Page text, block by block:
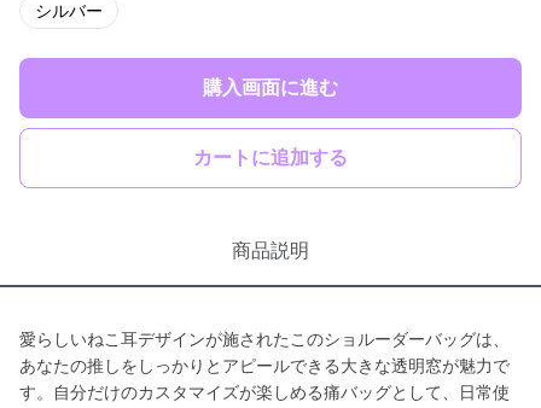
シルバー
購入画面に進む
カートに追加する
商品説明
愛らしいねこ耳デザインが施されたこのショルーダーバッグは、
あなたの推しをしっかりとアピールできる大きな透明窓が魅力で
す。自分だけのカスタマイズが楽しめる痛バッグとして、日常使